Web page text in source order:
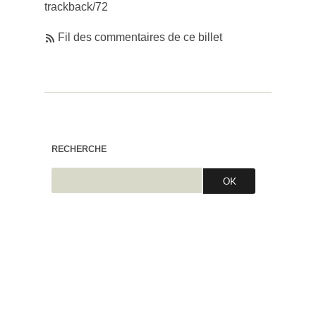
trackback/72
Fil des commentaires de ce billet
RECHERCHE